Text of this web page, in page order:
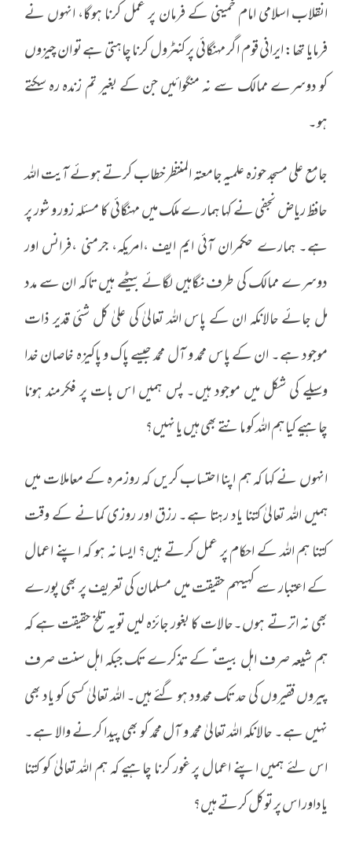
انقلاب اسلامی امام خمینی کے فرمان پر عمل کرنا ہوگا، انہوں نے
فرمایا تھا: ایرانی قوم اگر مہنگائی پر کنٹرول کرنا چاہتی ہے تو ان چیزوں
کو دوسرے ممالک سے نہ منگوائیں جن کے بغیر تم زندہ رہ سکتے
ہو۔
جامع علی مسجد حوزہ علمیہ جامعتہ المنتظر خطاب کرتے ہوئے آیت اللہ
حافظ ریاض نجفی نے کہا ہمارے ملک میں مہنگائی کا مسئلہ زور و شور پر
ہے۔ ہمارے حکمران آئی ایم ایف ،امریکہ، جرمنی ،فرانس اور
دوسرے ممالک کی طرف نگاہیں لگائے بیٹھے ہیں تاکہ ان سے مدد
مل جائے حالانکہ ان کے پاس اللہ تعالیٰ کی علیٰ کل شئی قدیر ذات
موجود ہے۔ ان کے پاس محمد و آل محمد جیسے پاک و پاکیزہ خاصان خدا
وسیلے کی شکل میں موجود ہیں۔ پس ہمیں اس بات پر فکرمند ہونا
چاہیے کیا ہم اللہ کو مانتے بھی ہیں یا نہیں؟
انہوں نے کہا کہ ہم اپنا احتساب کریں کہ روزمرہ کے معاملات میں
ہمیں اللہ تعالیٰ کتنا یاد رہتا ہے۔ رزق اور روزی کمانے کے وقت
کتنا ہم اللہ کے احکام پر عمل کرتے ہیں؟ ایسا نہ ہو کہ اپنے اعمال
کے اعتبار سے کہیںہم حقیقت میں مسلمان کی تعریف پر بھی پورے
بھی نہ اترتے ہوں۔حالات کا بغور جائزہ لیں تویہ تلخ حقیقت ہے کہ
ہم شیعہ صرف اہل بیت ؑ کے تذکرے تک جبکہ اہل سنت صرف
پیروں فقیروں کی حد تک محدود ہو گئے ہیں۔ اللہ تعالیٰ کسی کو یاد بھی
نہیں ہے۔ حالانکہ اللہ تعالیٰ محمد و آل محمد کو بھی پیدا کرنے والا ہے۔
اس لئے ہمیں اپنے اعمال پر غور کرنا چاہیے کہ ہم اللہ تعالیٰ کو کتنا
یاداور اس پر توکل کرتے ہیں؟